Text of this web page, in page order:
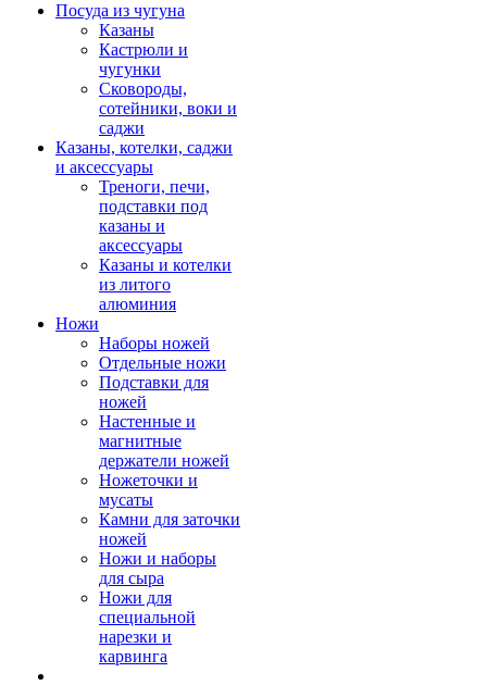
Посуда из чугуна
Казаны
Кастрюли и
чугунки
Сковороды,
сотейники, воки и
саджи
Казаны, котелки, саджи
и аксессуары
Треноги, печи,
подставки под
казаны и
аксессуары
Казаны и котелки
из литого
алюминия
Ножи
Наборы ножей
Отдельные ножи
Подставки для
ножей
Настенные и
магнитные
держатели ножей
Ножеточки и
мусаты
Камни для заточки
ножей
Ножи и наборы
для сыра
Ножи для
специальной
нарезки и
карвинга